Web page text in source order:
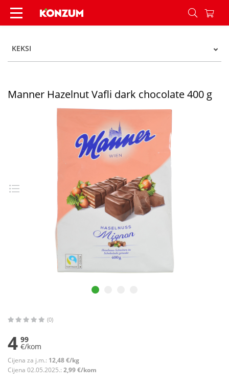
Manner Hazelnut Vafli dark chocolate 400 g -
KEKSI
Manner Hazelnut Vafli dark chocolate 400 g
(0)
4 99
€/kom
Cijena za j.m.: 12,48 €/kg
Cijena 02.05.2025.: 2,99 €/kom